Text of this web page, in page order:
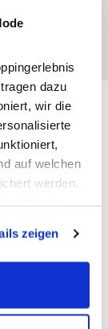
dazu
wir die
auf welchen
werden.
auf jeden
Analyse- oder
wenn Sie das
dazu
zeigen